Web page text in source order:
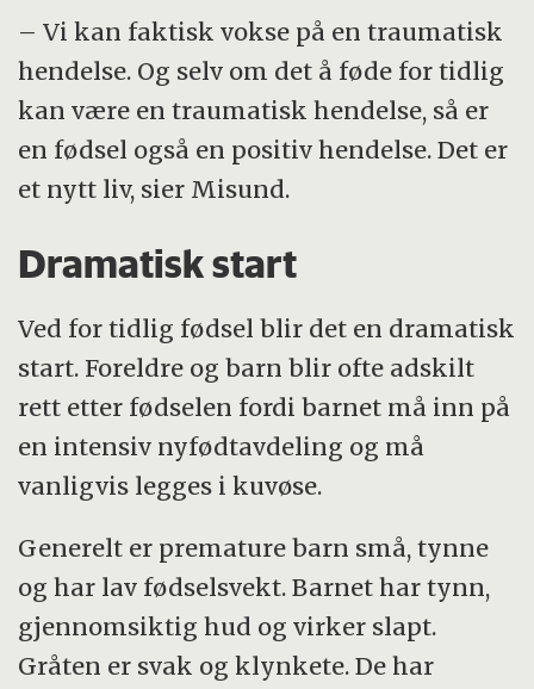
– Vi kan faktisk vokse på en traumatisk
hendelse. Og selv om det å føde for tidlig
kan være en traumatisk hendelse, så er
en fødsel også en positiv hendelse. Det er
et nytt liv, sier Misund.
Dramatisk start
Ved for tidlig fødsel blir det en dramatisk
start. Foreldre og barn blir ofte adskilt
rett etter fødselen fordi barnet må inn på
en intensiv nyfødtavdeling og må
vanligvis legges i kuvøse.
Generelt er premature barn små, tynne
og har lav fødselsvekt. Barnet har tynn,
gjennomsiktig hud og virker slapt.
Gråten er svak og klynkete. De har